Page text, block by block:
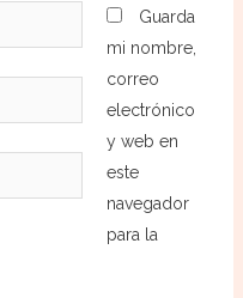
Guarda
mi nombre,
correo
electrónico
y web en
este
navegador
para la